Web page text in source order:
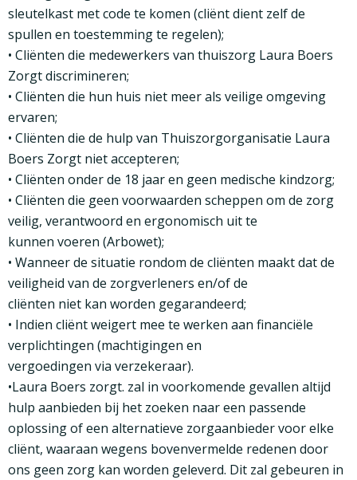
sleutelkast met code te komen (cliënt dient zelf de
spullen en toestemming te regelen);
• Cliënten die medewerkers van thuiszorg Laura Boers
Zorgt discrimineren;
• Cliënten die hun huis niet meer als veilige omgeving
ervaren;
• Cliënten die de hulp van Thuiszorgorganisatie Laura
Boers Zorgt niet accepteren;
• Cliënten onder de 18 jaar en geen medische kindzorg;
• Cliënten die geen voorwaarden scheppen om de zorg
veilig, verantwoord en ergonomisch uit te
kunnen voeren (Arbowet);
• Wanneer de situatie rondom de cliënten maakt dat de
veiligheid van de zorgverleners en/of de
cliënten niet kan worden gegarandeerd;
• Indien cliënt weigert mee te werken aan financiële
verplichtingen (machtigingen en
vergoedingen via verzekeraar).
•Laura Boers zorgt. zal in voorkomende gevallen altijd
hulp aanbieden bij het zoeken naar een passende
oplossing of een alternatieve zorgaanbieder voor elke
cliënt, waaraan wegens bovenvermelde redenen door
ons geen zorg kan worden geleverd. Dit zal gebeuren in